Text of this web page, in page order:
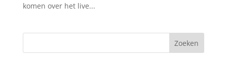
komen over het live...